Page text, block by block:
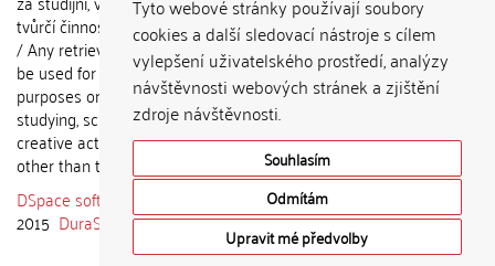
Tyto webové stránky používají soubory
cookies a další sledovací nástroje s cílem
vylepšení uživatelského prostředí, analýzy
návštěvnosti webových stránek a zjištění
zdroje návštěvnosti.
Souhlasím
Odmítám
Upravit mé předvolby
tvůrčí činnost jiné osoby než autora.
/ Any retrieved information shall not
be used for any commercial
purposes or claimed as results of
studying, scientific or any other
creative activities of any person
other than the author.
DSpace software
copyright © 2002-
2015 DuraSpace